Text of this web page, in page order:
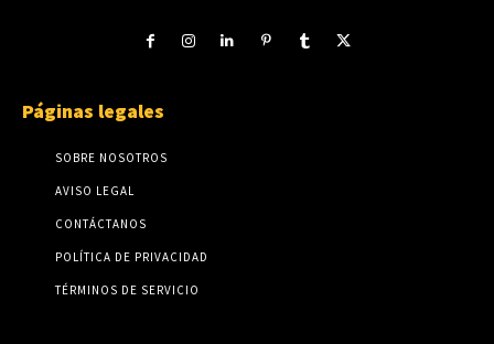
Páginas legales
SOBRE NOSOTROS
AVISO LEGAL
CONTÁCTANOS
POLÍTICA DE PRIVACIDAD
TÉRMINOS DE SERVICIO